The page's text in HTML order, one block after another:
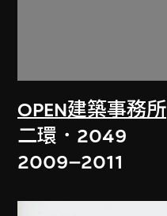
OPEN建築事務所
二環．2049
2009–2011